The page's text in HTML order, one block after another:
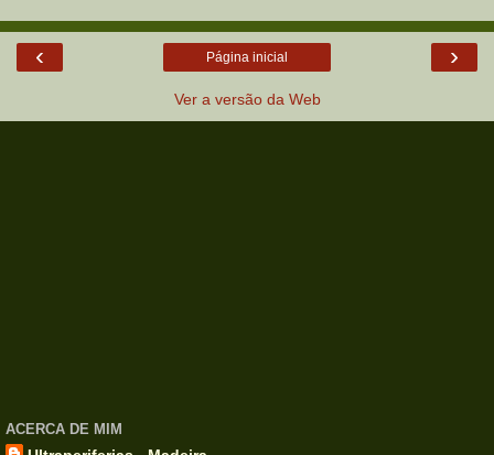
‹ ›
Página inicial
Ver a versão da Web
ACERCA DE MIM